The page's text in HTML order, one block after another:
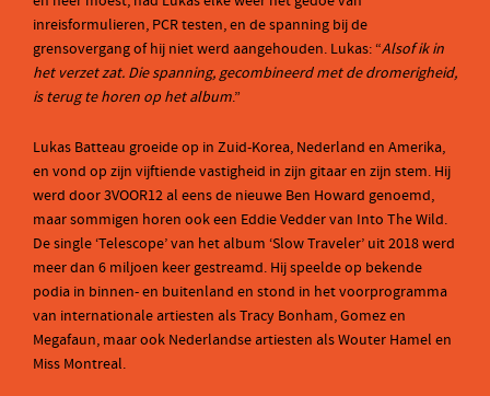
inreisformulieren, PCR testen, en de spanning bij de
grensovergang of hij niet werd aangehouden. Lukas: “Alsof ik in
het verzet zat. Die spanning, gecombineerd met de dromerigheid,
is terug te horen op het album.”
Lukas Batteau groeide op in Zuid-Korea, Nederland en Amerika,
en vond op zijn vijftiende vastigheid in zijn gitaar en zijn stem. Hij
werd door 3VOOR12 al eens de nieuwe Ben Howard genoemd,
maar sommigen horen ook een Eddie Vedder van Into The Wild.
De single ‘Telescope’ van het album ‘Slow Traveler’ uit 2018 werd
meer dan 6 miljoen keer gestreamd. Hij speelde op bekende
podia in binnen- en buitenland en stond in het voorprogramma
van internationale artiesten als Tracy Bonham, Gomez en
Megafaun, maar ook Nederlandse artiesten als Wouter Hamel en
Miss Montreal.